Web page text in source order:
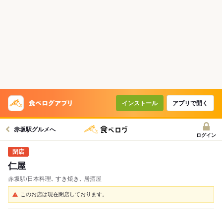
インストール アプリで開く
赤坂駅グルメへ
ログイン
仁屋
赤坂駅/日本料理､ すき焼き､ 居酒屋
このお店は現在閉店しております。